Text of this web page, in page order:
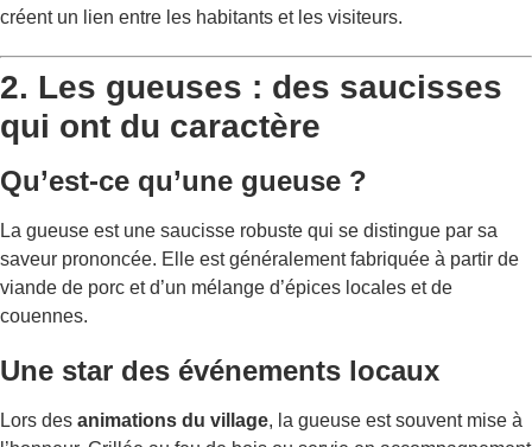
créent un lien entre les habitants et les visiteurs.
2. Les gueuses : des saucisses
qui ont du caractère
Qu’est-ce qu’une gueuse ?
La gueuse est une saucisse robuste qui se distingue par sa
saveur prononcée. Elle est généralement fabriquée à partir de
viande de porc et d’un mélange d’épices locales et de
couennes.
Une star des événements locaux
Lors des animations du village, la gueuse est souvent mise à